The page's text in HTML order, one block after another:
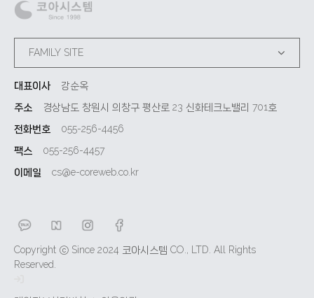
FAMILY SITE
대표이사
강순옥
주소
경상남도 창원시 의창구 평산로 23 신화테크노밸리 701호
전화번호
055-256-4456
팩스
055-256-4457
이메일
cs@e-coreweb.co.kr
Copyright ⓒ Since 2024 코아시스템 CO., LTD. All Rights
Reserved.